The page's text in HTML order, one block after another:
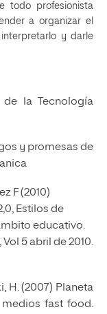
todo profesionista
a organizar el
y darle
de la Tecnología
y promesas de
F (2010)
Estilos de
educativo.
5 abril de 2010.
H. (2007) Planeta
fast food.